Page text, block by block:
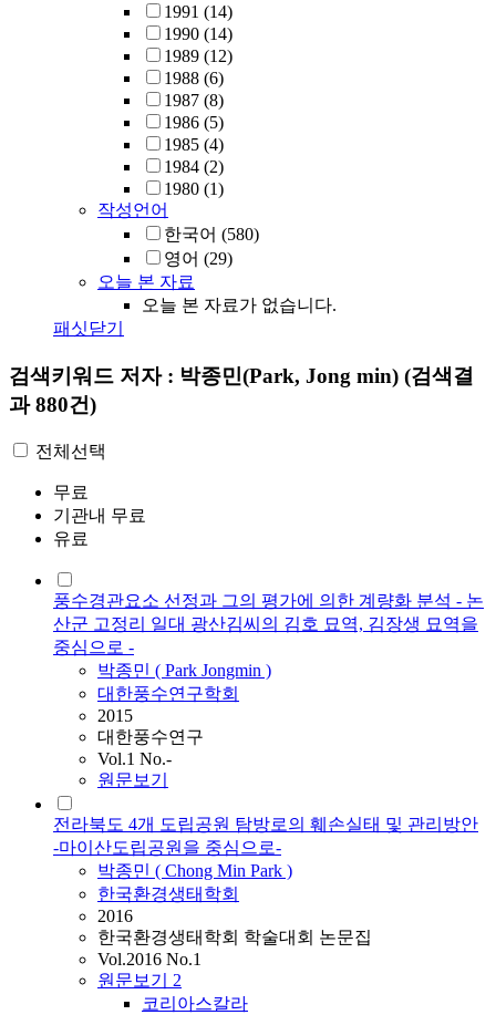
1991 (14)
1990 (14)
1989 (12)
1988 (6)
1987 (8)
1986 (5)
1985 (4)
1984 (2)
1980 (1)
작성언어
한국어 (580)
영어 (29)
오늘 본 자료
오늘 본 자료가 없습니다.
패싯닫기
검색키워드 저자 : 박종민(Park, Jong min) (검색결
과 880건)
전체선택
무료
기관내 무료
유료
풍수경관요소 선정과 그의 평가에 의한 계량화 분석 - 논
산군 고정리 일대 광산김씨의 김호 묘역, 김장생 묘역을
중심으로 -
박종민 ( Park Jongmin )
대한풍수연구학회
2015
대한풍수연구
Vol.1 No.-
원문보기
전라북도 4개 도립공원 탐방로의 훼손실태 및 관리방안
-마이산도립공원을 중심으로-
박종민 ( Chong Min Park )
한국환경생태학회
2016
한국환경생태학회 학술대회 논문집
Vol.2016 No.1
원문보기 2
코리아스칼라